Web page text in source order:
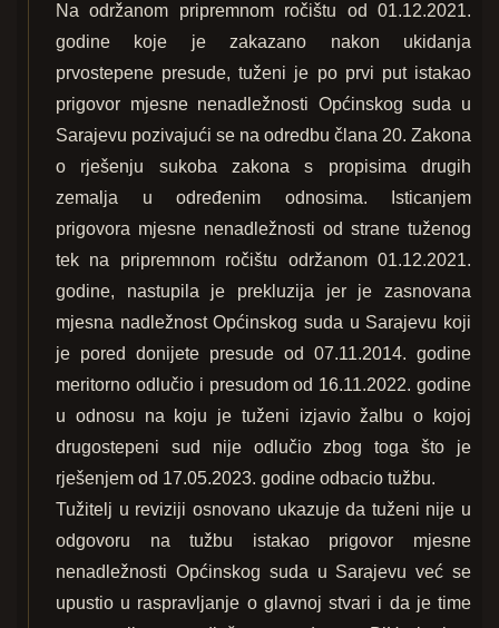
Na održanom pripremnom ročištu od 01.12.2021.
godine koje je zakazano nakon ukidanja
prvostepene presude, tuženi je po prvi put istakao
prigovor mjesne nenadležnosti Općinskog suda u
Sarajevu pozivajući se na odredbu člana 20. Zakona
o rješenju sukoba zakona s propisima drugih
zemalja u određenim odnosima. Isticanjem
prigovora mjesne nenadležnosti od strane tuženog
tek na pripremnom ročištu održanom 01.12.2021.
godine, nastupila je prekluzija jer je zasnovana
mjesna nadležnost Općinskog suda u Sarajevu koji
je pored donijete presude od 07.11.2014. godine
meritorno odlučio i presudom od 16.11.2022. godine
u odnosu na koju je tuženi izjavio žalbu o kojoj
drugostepeni sud nije odlučio zbog toga što je
rješenjem od 17.05.2023. godine odbacio tužbu.
Tužitelj u reviziji osnovano ukazuje da tuženi nije u
odgovoru na tužbu istakao prigovor mjesne
nenadležnosti Općinskog suda u Sarajevu već se
upustio u raspravljanje o glavnoj stvari i da je time